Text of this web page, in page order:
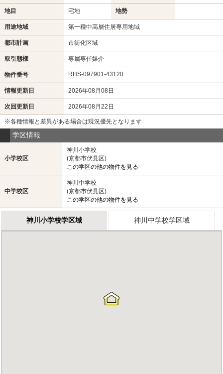
地目 宅地 地勢
用途地域 第一種中高層住居専用地域
都市計画 市街化区域
取引態様 専属専任媒介
物件番号 RHS-097901-43120
情報更新日 2026年08月08日
次回更新日 2026年08月22日
※各種情報と差異がある場合は現況優先となります
学区情報
小学校区
神川小学校
(京都市伏見区)
この学区の他の物件を見る
中学校区
神川中学校
(京都市伏見区)
この学区の他の物件を見る
神川小学校学区域 神川中学校学区域